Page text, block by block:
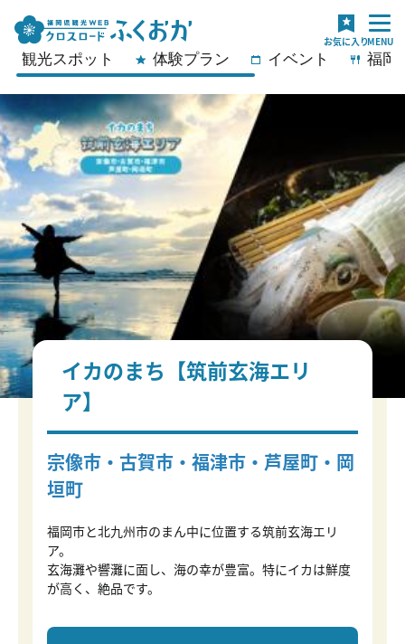
観光スポット 体験プラン イベント 福岡
イカのまち【筑前玄海エリ
ア】
宗像市・古賀市・福津市・芦屋町・岡
垣町
福岡市と北九州市のまん中に位置する筑前玄海エリ
ア。
玄海灘や響灘に面し、海の幸が豊富。特にイカは鮮度
が高く、絶品です。